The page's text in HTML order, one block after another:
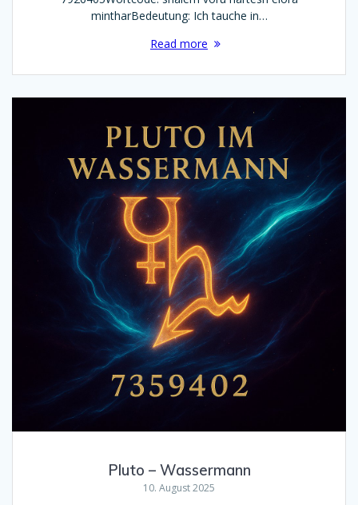
mintharBedeutung: Ich tauche in…
Read more
Pluto – Wassermann
10. August 2025